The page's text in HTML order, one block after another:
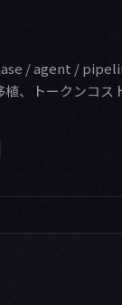
/ agent /
、トークンコス